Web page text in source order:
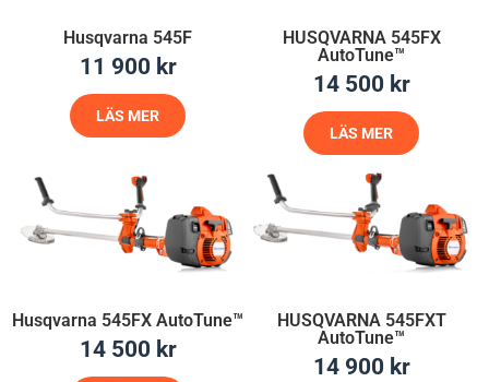
Husqvarna 545F
11 900 kr
LÄS MER
HUSQVARNA 545FX
AutoTune™
14 500 kr
LÄS MER
Husqvarna 545FX AutoTune™
14 500 kr
HUSQVARNA 545FXT
AutoTune™
14 900 kr